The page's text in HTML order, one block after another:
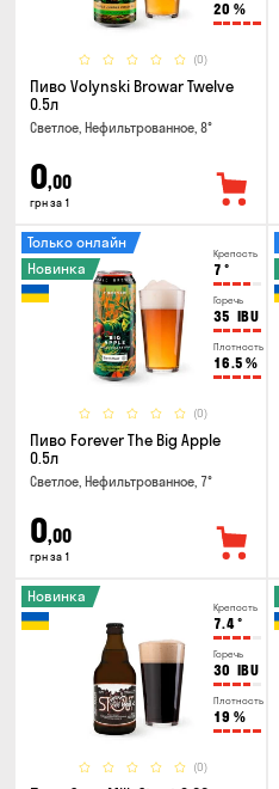
20 %
(0)
Пиво Volynski Browar Twelve
0.5л
Светлое, Нефильтрованное, 8°
0,00
грн за 1
Крепость
7 °
Горечь
35 IBU
Плотность
16.5 %
(0)
Только онлайн
Новинка
Пиво Forever The Big Apple
0.5л
Светлое, Нефильтрованное, 7°
0,00
грн за 1
Крепость
7.4°
Горечь
30 IBU
Плотность
19 %
(0)
Новинка